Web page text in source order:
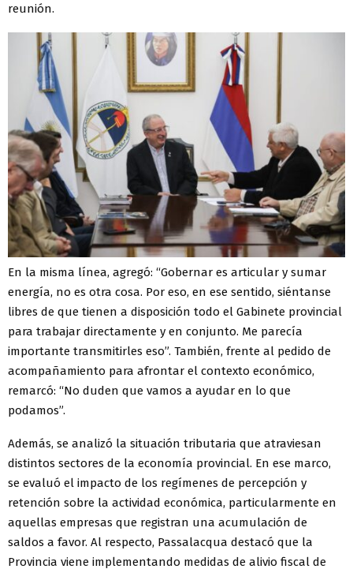
reunión.
En la misma línea, agregó: “Gobernar es articular y sumar
energía, no es otra cosa. Por eso, en ese sentido, siéntanse
libres de que tienen a disposición todo el Gabinete provincial
para trabajar directamente y en conjunto. Me parecía
importante transmitirles eso”. También, frente al pedido de
acompañamiento para afrontar el contexto económico,
remarcó: “No duden que vamos a ayudar en lo que
podamos”.
Además, se analizó la situación tributaria que atraviesan
distintos sectores de la economía provincial. En ese marco,
se evaluó el impacto de los regímenes de percepción y
retención sobre la actividad económica, particularmente en
aquellas empresas que registran una acumulación de
saldos a favor. Al respecto, Passalacqua destacó que la
Provincia viene implementando medidas de alivio fiscal de